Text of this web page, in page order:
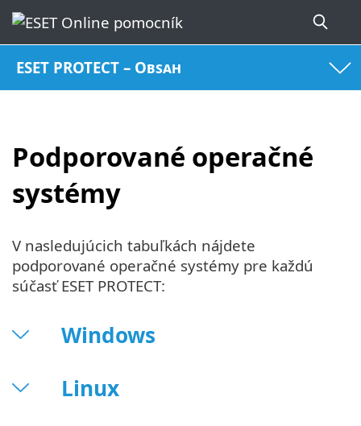
ESET PROTECT – Obsah
Podporované operačné
systémy
V nasledujúcich tabuľkách nájdete
podporované operačné systémy pre každú
súčasť ESET PROTECT:
Windows
Linux